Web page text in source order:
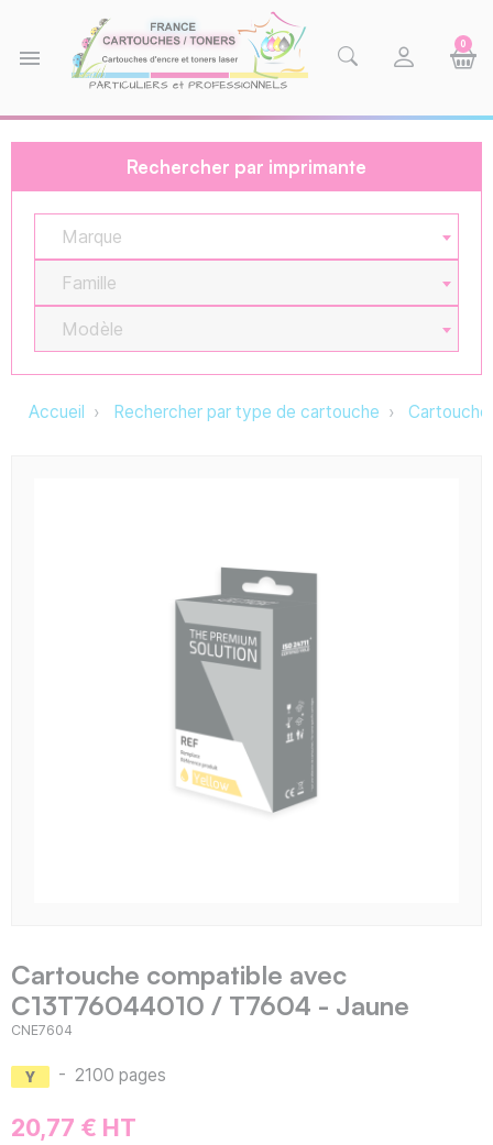
menu
0
Rechercher par imprimante
Marque
Famille
Modèle
Accueil Rechercher par type de cartouche
Cartouche compatible avec
C13T76044010 / T7604 - Jaune
CNE7604
- 2100 pages
20,77 € HT